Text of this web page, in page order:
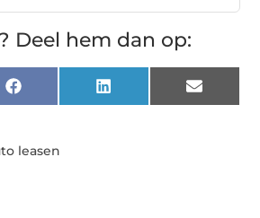
Deel hem dan op:
Facebook LinkedIn Email
leasen